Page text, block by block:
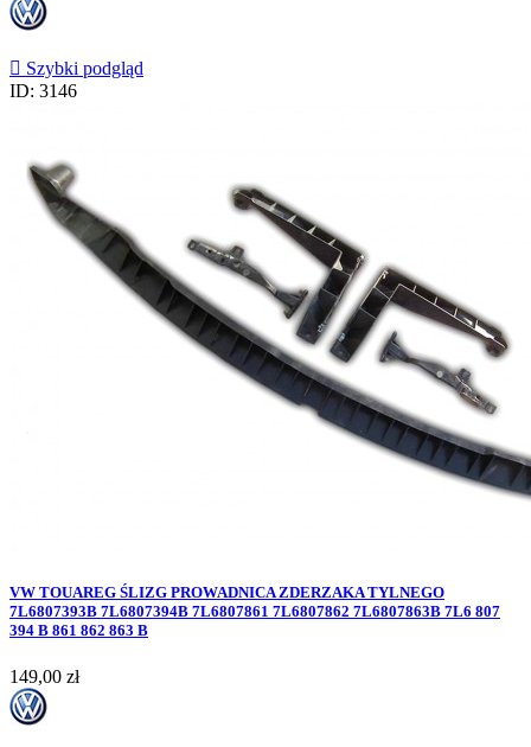
 Szybki podgląd
ID: 3146
VW TOUAREG ŚLIZG PROWADNICA ZDERZAKA TYLNEGO
7L6807393B 7L6807394B 7L6807861 7L6807862 7L6807863B 7L6 807
394 B 861 862 863 B
Cena
149,00 zł